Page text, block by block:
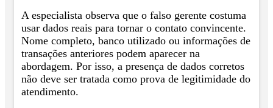
A especialista observa que o falso gerente costuma
usar dados reais para tornar o contato convincente.
Nome completo, banco utilizado ou informações de
transações anteriores podem aparecer na
abordagem. Por isso, a presença de dados corretos
não deve ser tratada como prova de legitimidade do
atendimento.